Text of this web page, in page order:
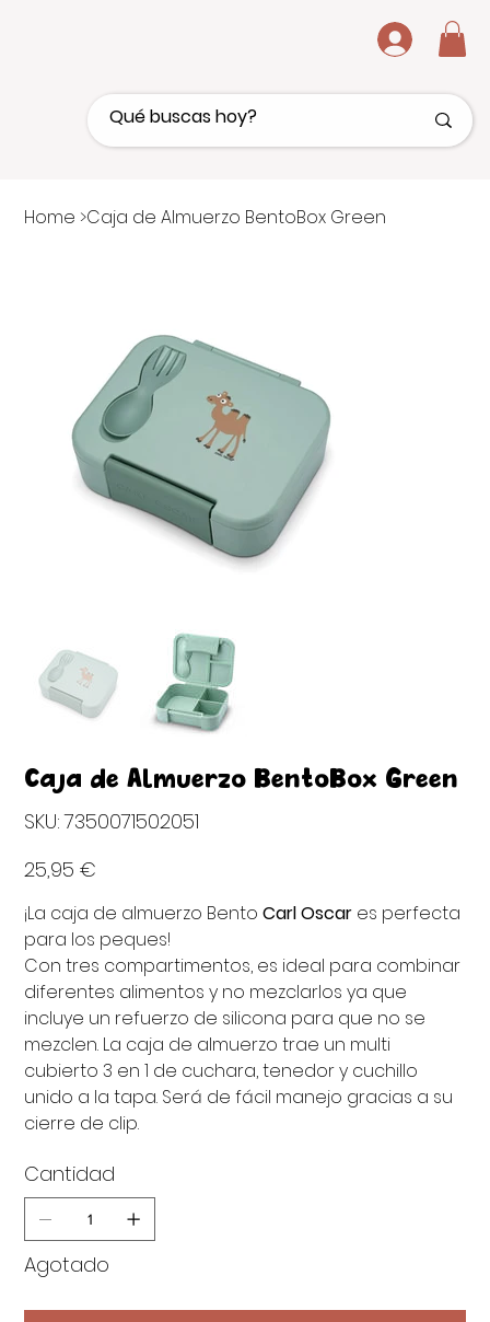
.
Home >Caja de Almuerzo BentoBox Green
Caja de Almuerzo BentoBox Green
SKU:
7350071502051
7350071502051
25,95 €
¡La caja de almuerzo BentoCarl Oscar es perfecta
para los peques!
Con tres compartimentos, es ideal para combinar
diferentes alimentos y no mezclarlos ya que
incluye un refuerzo de silicona para que no se
mezclen. La caja de almuerzo trae un multi
cubierto 3 en 1 de cuchara, tenedor y cuchillo
unido a la tapa. Será de fácil manejo gracias a su
cierre de clip.
Cantidad
Agotado